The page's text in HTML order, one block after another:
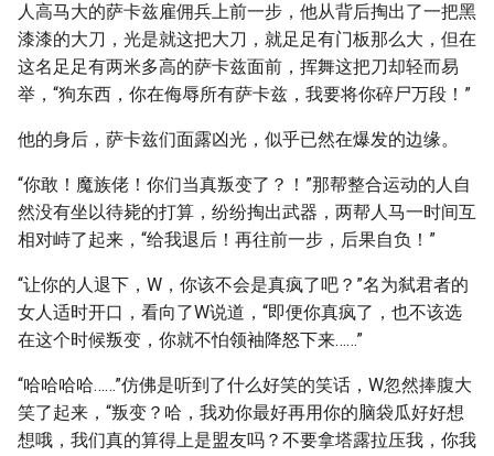
人高马大的萨卡兹雇佣兵上前一步，他从背后掏出了一把黑
漆漆的大刀，光是就这把大刀，就足足有门板那么大，但在
这名足足有两米多高的萨卡兹面前，挥舞这把刀却轻而易
举，“狗东西，你在侮辱所有萨卡兹，我要将你碎尸万段！”
他的身后，萨卡兹们面露凶光，似乎已然在爆发的边缘。
“你敢！魔族佬！你们当真叛变了？！”那帮整合运动的人自
然没有坐以待毙的打算，纷纷掏出武器，两帮人马一时间互
相对峙了起来，“给我退后！再往前一步，后果自负！”
“让你的人退下，W，你该不会是真疯了吧？”名为弑君者的
女人适时开口，看向了W说道，“即便你真疯了，也不该选
在这个时候叛变，你就不怕领袖降怒下来……”
“哈哈哈哈……”仿佛是听到了什么好笑的笑话，W忽然捧腹大
笑了起来，“叛变？哈，我劝你最好再用你的脑袋瓜好好想
想哦，我们真的算得上是盟友吗？不要拿塔露拉压我，你我